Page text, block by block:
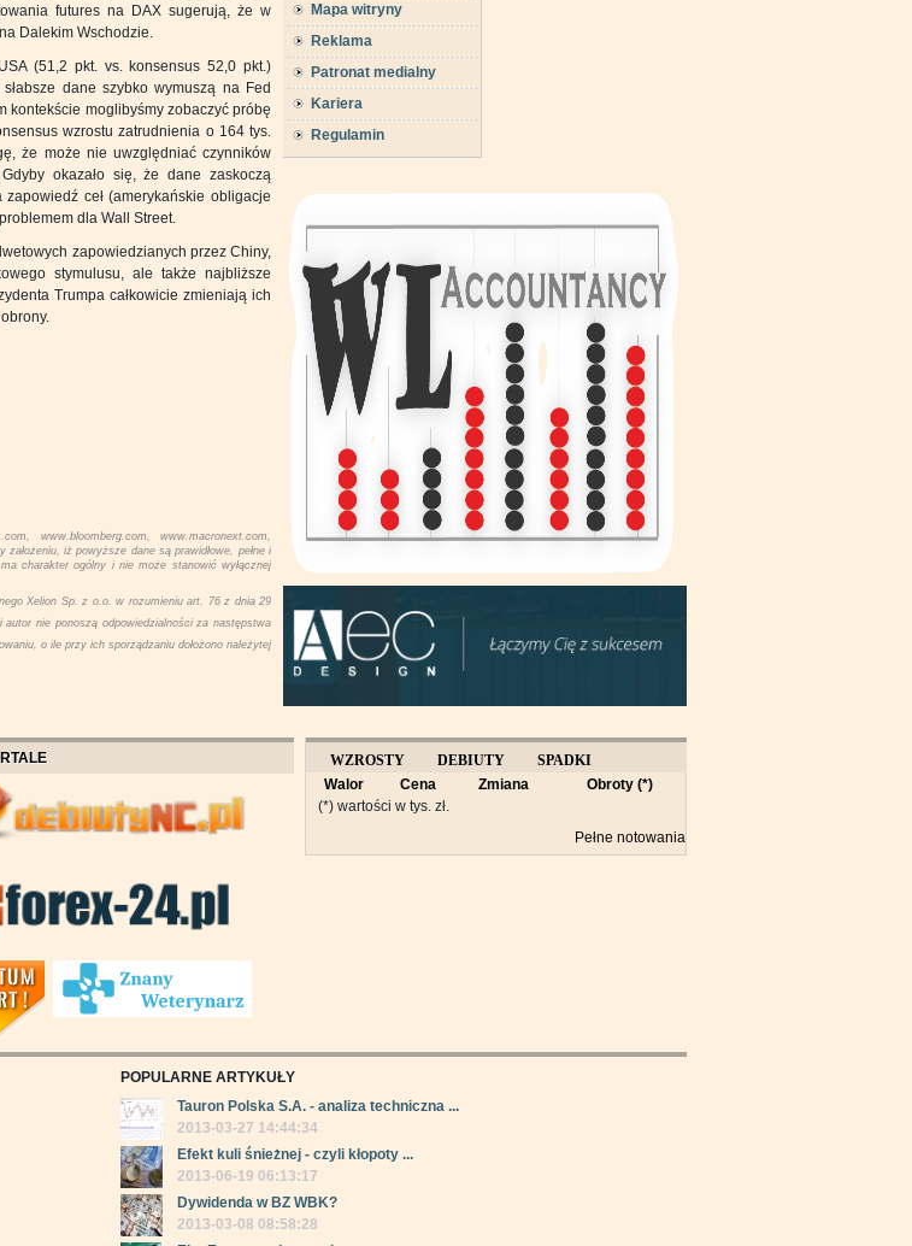
futures na DAX sugerują, że w
Dalekim Wschodzie.
(51,2 pkt. vs. konsensus 52,0 pkt.)
dane szybko wymuszą na Fed
kontekście moglibyśmy zobaczyć próbę
wzrostu zatrudnienia o 164 tys.
że może nie uwzględniać czynników
okazało się, że dane zaskoczą
ceł (amerykańskie obligacje
dla Wall Street.
zapowiedzianych przez Chiny,
stymulusu, ale także najbliższe
Trumpa całkowicie zmieniają ich
www.bloomberg.com, www.macronext.com,
iż powyższe dane są prawidłowe, pełne i
charakter ogólny i nie może stanowić wyłącznej
Xelion Sp. z o.o. w rozumieniu art. 76 z dnia 29
nie ponoszą odpowiedzialności za następstwa
o ile przy ich sporządzaniu dołożono należytej
Mapa witryny
Reklama
Patronat medialny
Kariera
Regulamin
WZROSTY DEBIUTY
SPADKI
OBROTY
Walor Cena Zmiana
Obroty (*)
(*) wartości w tys. zł.
Pełne notowania
POPULARNE ARTYKUŁY
Tauron Polska S.A. - analiza techniczna ...
2013-03-27 14:44:34
Efekt kuli śnieżnej - czyli kłopoty ...
2013-06-19 06:13:17
Dywidenda w BZ WBK?
2013-03-08 08:58:28